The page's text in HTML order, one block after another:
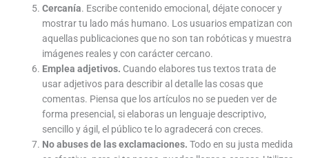
Cercanía. Escribe contenido emocional, déjate conocer y
mostrar tu lado más humano. Los usuarios empatizan con
aquellas publicaciones que no son tan robóticas y muestra
imágenes reales y con carácter cercano.
Emplea adjetivos. Cuando elabores tus textos trata de
usar adjetivos para describir al detalle las cosas que
comentas. Piensa que los artículos no se pueden ver de
forma presencial, si elaboras un lenguaje descriptivo,
sencillo y ágil, el público te lo agradecerá con creces.
No abuses de las exclamaciones. Todo en su justa medida